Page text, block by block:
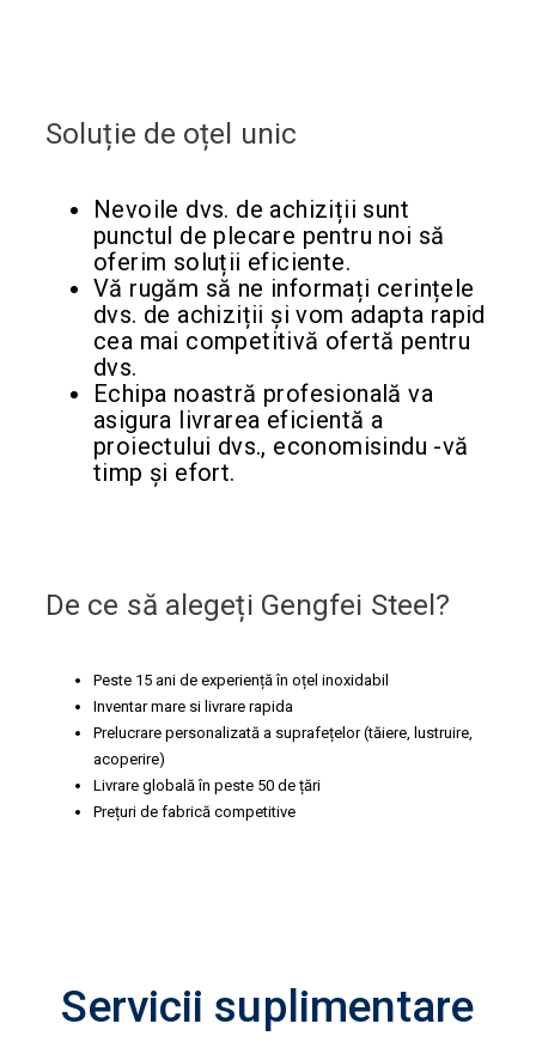
Soluție de oțel unic
Nevoile dvs. de achiziții sunt
punctul de plecare pentru noi să
oferim soluții eficiente.
Vă rugăm să ne informați cerințele
dvs. de achiziții și vom adapta rapid
cea mai competitivă ofertă pentru
dvs.
Echipa noastră profesională va
asigura livrarea eficientă a
proiectului dvs., economisindu -vă
timp și efort.
De ce să alegeți Gengfei Steel?
Peste 15 ani de experiență în oțel inoxidabil
Inventar mare si livrare rapida
Prelucrare personalizată a suprafețelor (tăiere, lustruire,
acoperire)
Livrare globală în peste 50 de țări
Prețuri de fabrică competitive
Servicii suplimentare